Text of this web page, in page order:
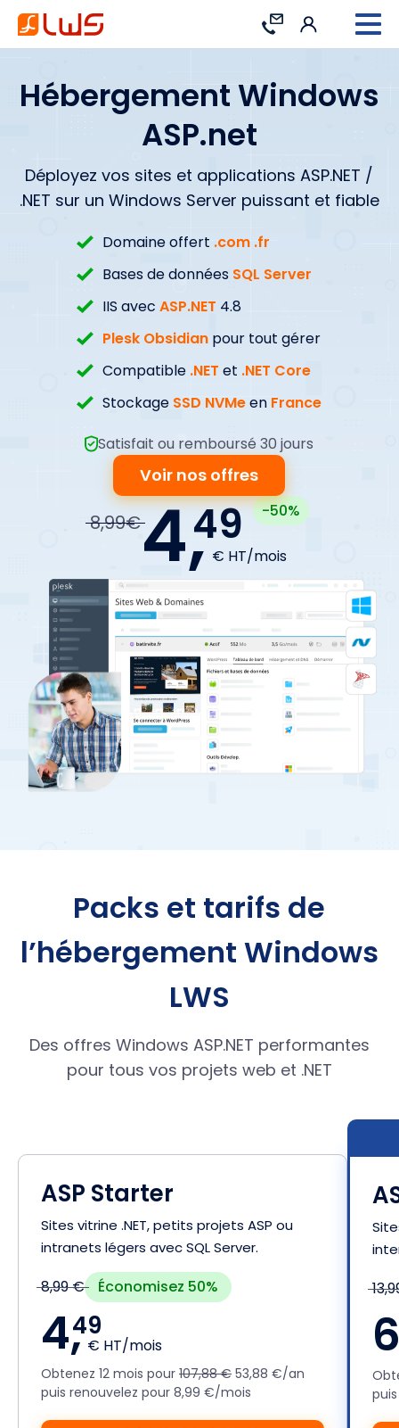
Contact Connexion
Hébergement Windows
ASP.net
Déployez vos sites et applications ASP.NET /
.NET sur un Windows Server puissant et fiable
Domaine offert .com .fr
Bases de données SQL Server
IIS avecASP.NET 4.8
Plesk Obsidian pour tout gérer
Compatible .NET et .NET Core
Stockage SSD NVMeen France
8,99€4,49
€ HT/mois
-50%
Voir nos offres
Satisfait ou remboursé 30 jours
Packs et tarifs de
l’hébergement Windows
LWS
Des offres Windows ASP.NET performantes
pour tous vos projets web et .NET
ASP Starter
Sites vitrine .NET, petits projets ASP ou
intranets légers avec SQL Server.
8,99 € Économisez 50%
4,49
€ HT/mois
Obtenez 12 mois pour 107,88 € 53,88 €/an
puis renouvelez pour 8,99 €/mois